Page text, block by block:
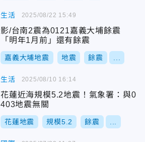
生活
影/台南2震為0121嘉義大埔餘震
「明年1月前」還有餘震
嘉義大埔地震 地震 餘震
2025/08/22 15:49
生活
花蓮近海規模5.2地震！氣象署：與0
403地震無關
花蓮地震 規模5.2 餘震
2025/08/10 16:14